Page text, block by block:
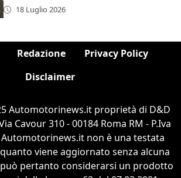
18 Luglio 2026
Redazione
Privacy Policy
Disclaimer
Automotorinews.it proprietà di D&D
Cavour 310 - 00184 Roma RM - P.Iva
Automotorinews.it non è una testata
viene aggiornato senza alcuna
pertanto considerarsi un prodotto